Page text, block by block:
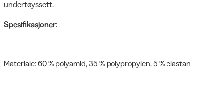
undertøyssett.
Spesifikasjoner:
Materiale: 60 % polyamid, 35 % polypropylen, 5 % elastan